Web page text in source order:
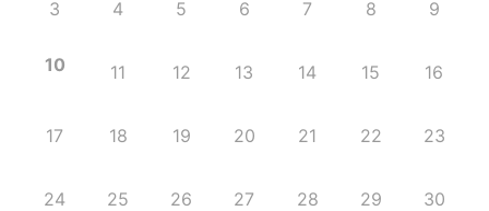
3 4 5 6 7 8 9
10 11 12 13 14 15 16
17 18 19 20 21 22 23
24 25 26 27 28 29 30